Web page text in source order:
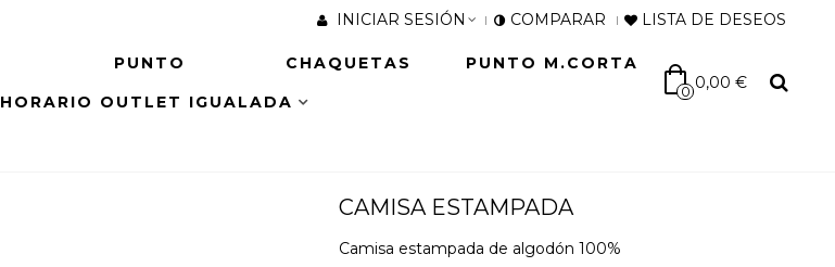
INICIAR SESIÓN COMPARAR LISTA DE DESEOS
PUNTO CHAQUETAS
PUNTO M.CORTA
HORARIO OUTLET IGUALADA
0 0,00 €
CAMISA ESTAMPADA
Camisa estampada de algodón 100%